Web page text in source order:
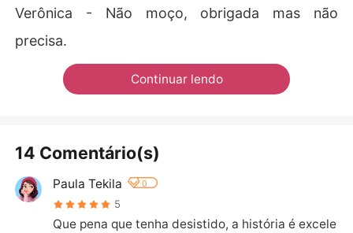
Verônica - Não moço, obrigada mas não
precisa.
Continuar lendo
14 Comentário(s)
Paula Tekila 0
5
Que pena que tenha desistido, a história é excele